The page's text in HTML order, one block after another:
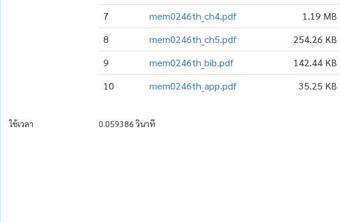
7
mem0246th_ch4.pdf 1.19 MB
8
mem0246th_ch5.pdf 254.26 KB
9
mem0246th_bib.pdf 142.44 KB
10
mem0246th_app.pdf 35.25 KB
ใช้เวลา 0.059386 วินาที